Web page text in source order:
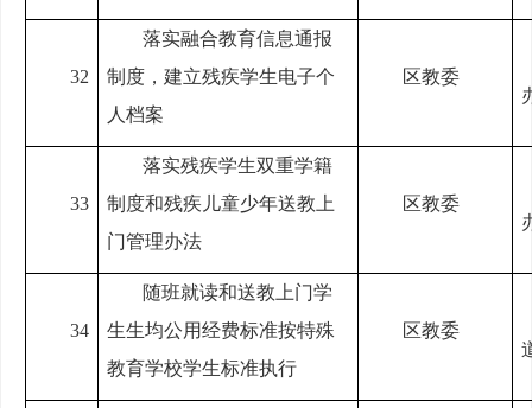
32
落实融合教育信息通报
制度，建立残疾学生电子个
人档案
区教委
33
落实残疾学生双重学籍
制度和残疾儿童少年送教上
门管理办法
区教委
34
随班就读和送教上门学
生生均公用经费标准按特殊
教育学校学生标准执行
区教委